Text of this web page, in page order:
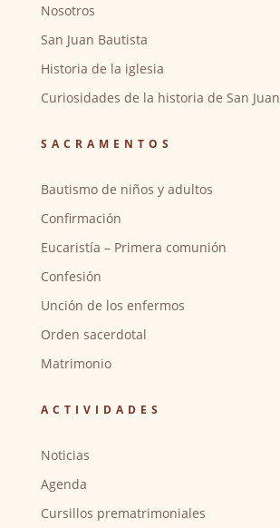
Nosotros
San Juan Bautista
Historia de la iglesia
Curiosidades de la historia de San Juan
SACRAMENTOS
Bautismo de niños y adultos
Confirmación
Eucaristía – Primera comunión
Confesión
Unción de los enfermos
Orden sacerdotal
Matrimonio
ACTIVIDADES
Noticias
Agenda
Cursillos prematrimoniales